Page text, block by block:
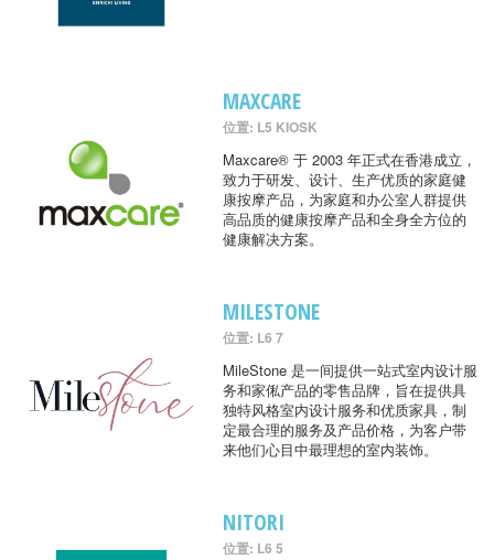
MAXCARE
位置: L5 KIOSK
Maxcare® 于 2003 年正式在香港成立，
致力于研发、设计、生产优质的家庭健
康按摩产品，为家庭和办公室人群提供
高品质的健康按摩产品和全身全方位的
健康解决方案。
MILESTONE
位置: L6 7
MileStone 是一间提供一站式室内设计服
务和家俬产品的零售品牌，旨在提供具
独特风格室内设计服务和优质家具，制
定最合理的服务及产品价格，为客户带
来他们心目中最理想的室内装饰。
NITORI
位置: L6 5